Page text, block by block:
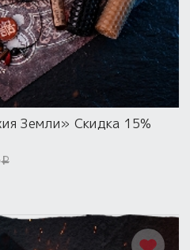
Земли» Скидка 15%
i